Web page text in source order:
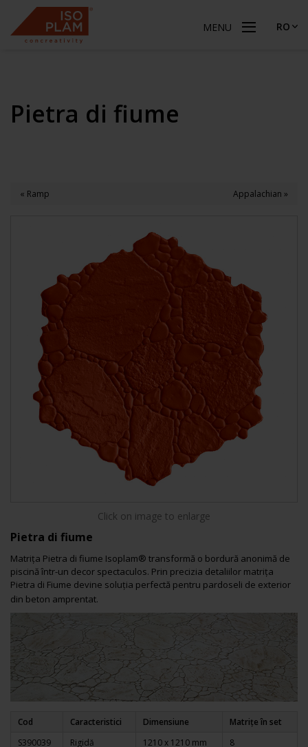
MENU RO
Pietra di fiume
« Ramp Appalachian »
Click on image to enlarge
Pietra di fiume
Matrița Pietra di fiume Isoplam® transformă o bordură anonimă de
piscină într-un decor spectaculos. Prin precizia detaliilor matrița
Pietra di Fiume devine soluția perfectă pentru pardoseli de exterior
din beton amprentat.
Cod Caracteristici Dimensiune
Matrițe în set
S390039
Rigidă 1210 x 1210 mm
8